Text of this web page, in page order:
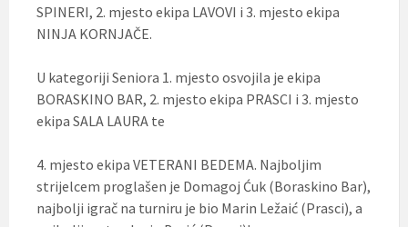
SPINERI, 2. mjesto ekipa LAVOVI i 3. mjesto ekipa
NINJA KORNJAČE.
U kategoriji Seniora 1. mjesto osvojila je ekipa
BORASKINO BAR, 2. mjesto ekipa PRASCI i 3. mjesto
ekipa SALA LAURA te
4. mjesto ekipa VETERANI BEDEMA. Najboljim
strijelcem proglašen je Domagoj Ćuk (Boraskino Bar),
najbolji igrač na turniru je bio Marin Ležaić (Prasci), a